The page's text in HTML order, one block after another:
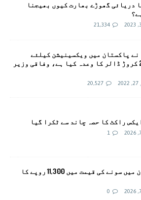
دریائی گھوڑے بھارت کیوں بھیجنا
21,334
نے پاکستان میں ویکسینیشن کیلئے
اضافی 2 کروڑ ڈالر کا وعدہ کیا ہے، وفاقی وزیر
20,527
راکٹ کا حصہ چاند سے ٹکرا گیا
1
پاکستان میں سونے کی قیمت میں 11,300 روپے کا
0